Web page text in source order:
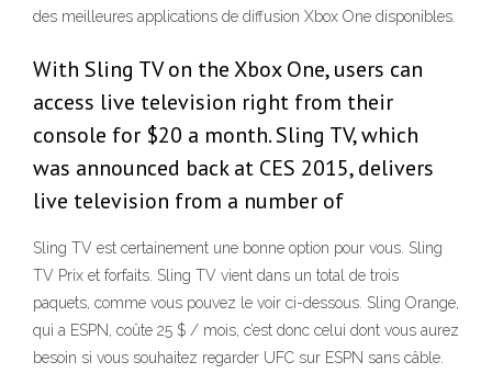
des meilleures applications de diffusion Xbox One disponibles.
With Sling TV on the Xbox One, users can
access live television right from their
console for $20 a month. Sling TV, which
was announced back at CES 2015, delivers
live television from a number of
Sling TV est certainement une bonne option pour vous. Sling
TV Prix et forfaits. Sling TV vient dans un total de trois
paquets, comme vous pouvez le voir ci-dessous. Sling Orange,
qui a ESPN, coûte 25 $ / mois, c’est donc celui dont vous aurez
besoin si vous souhaitez regarder UFC sur ESPN sans câble.